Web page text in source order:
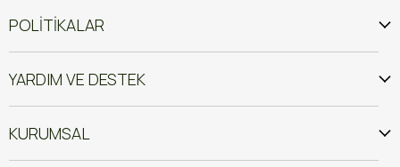
POLİTİKALAR
YARDIM VE DESTEK
KURUMSAL